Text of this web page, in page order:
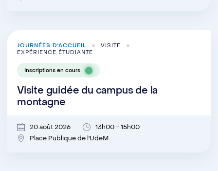
JOURNÉES D'ACCUEIL
VISITE
EXPÉRIENCE ÉTUDIANTE
Inscriptions en cours
Visite guidée du campus de la
montagne
20 août 2026
13h00 - 15h00
Place Publique de l'UdeM